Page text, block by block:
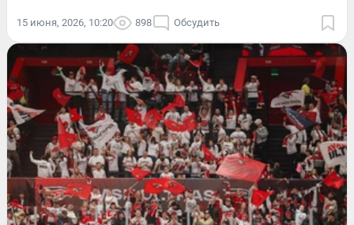
15 июня, 2026, 10:20 898 Обсудить